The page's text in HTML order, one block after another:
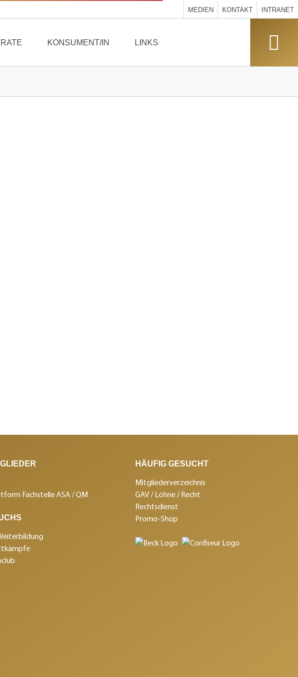
MEDIEN KONTAKT INTRANET
KONSUMENT/IN LINKS
Fachstelle ASA / QM
HÄUFIG GESUCHT
Mitgliederverzeichnis
GAV / Löhne / Recht
Rechtsdienst
Promo-Shop